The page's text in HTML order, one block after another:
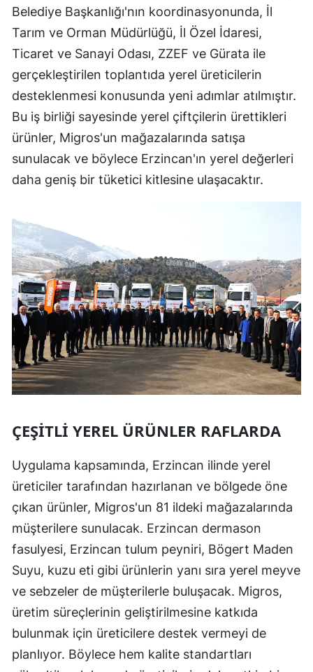
Belediye Başkanlığı'nın koordinasyonunda, İl
Tarım ve Orman Müdürlüğü, İl Özel İdaresi,
Ticaret ve Sanayi Odası, ZZEF ve Gürata ile
gerçekleştirilen toplantıda yerel üreticilerin
desteklenmesi konusunda yeni adımlar atılmıştır.
Bu iş birliği sayesinde yerel çiftçilerin ürettikleri
ürünler, Migros'un mağazalarında satışa
sunulacak ve böylece Erzincan'ın yerel değerleri
daha geniş bir tüketici kitlesine ulaşacaktır.
ÇEŞITLI YEREL ÜRÜNLER RAFLARDA
Uygulama kapsamında, Erzincan ilinde yerel
üreticiler tarafından hazırlanan ve bölgede öne
çıkan ürünler, Migros'un 81 ildeki mağazalarında
müşterilere sunulacak. Erzincan dermason
fasulyesi, Erzincan tulum peyniri, Bögert Maden
Suyu, kuzu eti gibi ürünlerin yanı sıra yerel meyve
ve sebzeler de müşterilerle buluşacak. Migros,
üretim süreçlerinin geliştirilmesine katkıda
bulunmak için üreticilere destek vermeyi de
planlıyor. Böylece hem kalite standartları